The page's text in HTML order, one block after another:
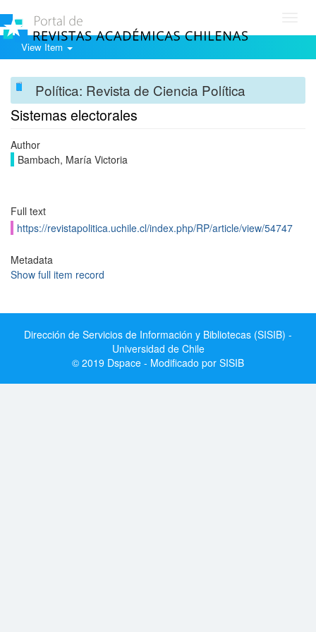
View Item
Política: Revista de Ciencia Política
Sistemas electorales
Author
Bambach, María Victoria
Full text
https://revistapolitica.uchile.cl/index.php/RP/article/view/54747
Metadata
Show full item record
Dirección de Servicios de Información y Bibliotecas (SISIB) -
Universidad de Chile
© 2019 Dspace - Modificado por SISIB